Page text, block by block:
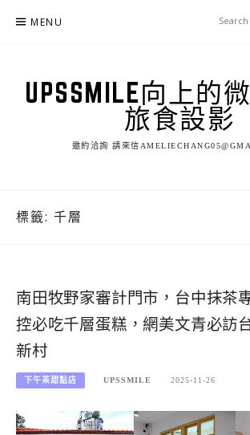
MENU
UPSSMILE向上的
旅食設影
邀約洽詢 請來信
標籤: 千層
南田牧野家審計門市，台中抹茶
控必吃千層蛋糕，網美文青必訪
新村
下午茶甜點店 UPSSMILE 2025-11-26